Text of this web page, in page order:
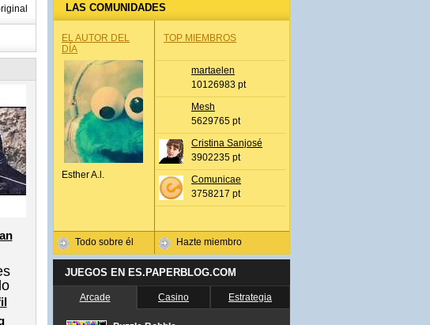
LAS COMUNIDADES
EL AUTOR DEL
DÍA
Esther A.l.
Todo sobre él
TOP MIEMBROS
martaelen
10126983 pt
Mesh
5629765 pt
Cristina Sanjosé
3902235 pt
Comunicae
3758217 pt
Hazte miembro
JUEGOS EN ES.PAPERBLOG.COM
Arcade Casino Estrategia